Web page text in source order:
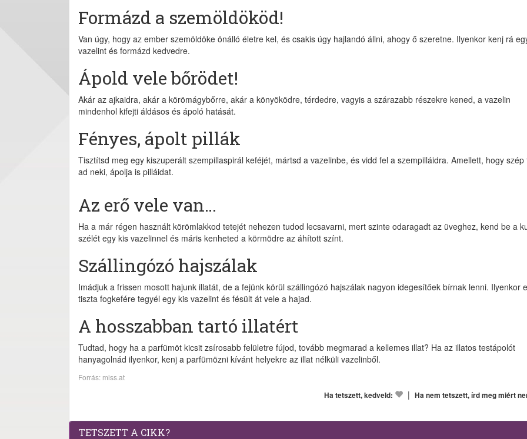
Formázd a szemöldököd!
Van úgy, hogy az ember szemöldöke önálló életre kel, és csakis úgy hajlandó állni, ahogy ő szeretne. Ilyenkor kenj rá
vazelint és formázd kedvedre.
Ápold vele bőrödet!
Akár az ajkaidra, akár a körömágybőrre, akár a könyöködre, térdedre, vagyis a szárazabb részekre kened, a vazelin
mindenhol kifejti áldásos és ápoló hatását.
Fényes, ápolt pillák
Tisztítsd meg egy kiszuperált szempillaspirál keféjét, mártsd a vazelinbe, és vidd fel a szempilláidra. Amellett, hogy szép
ad neki, ápolja is pilláidat.
Az erő vele van…
Ha a már régen használt körömlakkod tetejét nehezen tudod lecsavarni, mert szinte odaragadt az üveghez, kend be a
szélét egy kis vazelinnel és máris kenheted a körmödre az áhított színt.
Szállingózó hajszálak
Imádjuk a frissen mosott hajunk illatát, de a fejünk körül szállingózó hajszálak nagyon idegesítőek bírnak lenni. Ilyenkor
tiszta fogkefére tegyél egy kis vazelint és fésült át vele a hajad.
A hosszabban tartó illatért
Tudtad, hogy ha a parfümöt kicsit zsírosabb felületre fújod, tovább megmarad a kellemes illat? Ha az illatos testápolót
hanyagolnád ilyenkor, kenj a parfümözni kívánt helyekre az illat nélküli vazelinből.
Forrás: miss.at
Ha tetszett, kedveld:
| Ha nem tetszett, írd meg miért
TETSZETT A CIKK?